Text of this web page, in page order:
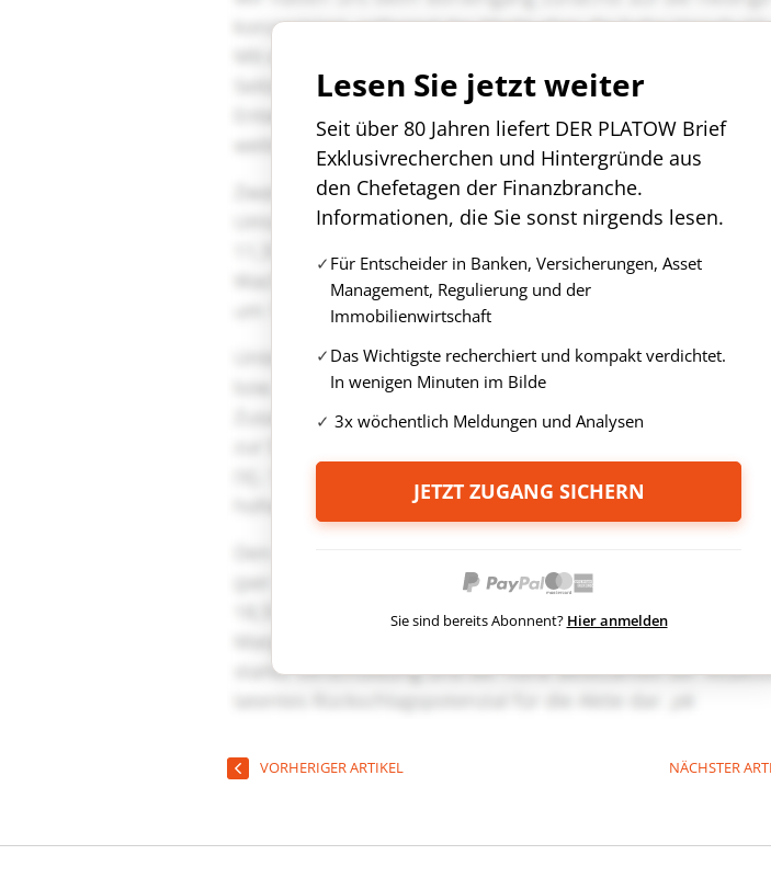
Lesen Sie jetzt weiter
Seit über 80 Jahren liefert DER PLATOW Brief
Exklusivrecherchen und Hintergründe aus
den Chefetagen der Finanzbranche.
Informationen, die Sie sonst nirgends lesen.
Für Entscheider in Banken, Versicherungen, Asset
Management, Regulierung und der
Immobilienwirtschaft
Das Wichtigste recherchiert und kompakt verdichtet.
In wenigen Minuten im Bilde
3x wöchentlich Meldungen und Analysen
JETZT ZUGANG SICHERN
Sie sind bereits Abonnent? Hier anmelden
VORHERIGER ARTIKEL NÄCHSTER